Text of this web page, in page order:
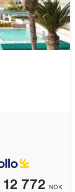
12 772 NOK